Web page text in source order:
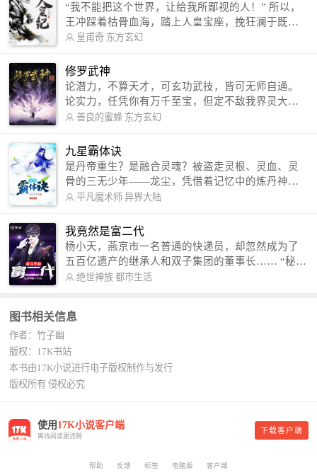
“我不能把这个世界，让给我所鄙视的人！” 所以，
王冲踩着枯骨血海，踏上人皇宝座，挽狂澜于既
倒，扶大厦之将倾，成就了一段无上的传说！ 微信
微博：皇甫奇（地址：http://weibo.com/u/25284575
87） QQ交流群：320238210【普通群】 574501330
【VIP订阅群】 欢迎大家关注。
皇甫奇 东方玄幻
修罗武神
论潜力，不算天才，可玄功武技，皆可无师自通。
论实力，任凭你有万千至宝，但定不敌我界灵大
军。 我是谁？天下众生视我为修罗，却不知，我以
信公众号：善良的蜜蜂后援会）
善良的蜜蜂 东方玄幻
九星霸体诀
是丹帝重生？是融合灵魂？被盗走灵根、灵血、灵
骨的三无少年——龙尘，凭借着记忆中的炼丹神
术，修行神秘功法九星霸体诀，拨开重重迷雾，解
勾搭各色美女，镇压恶鬼邪神。 江湖传闻：龙
尘一到，地吼天啸。龙尘一出，鬼泣神哭。 本
故事纯属虚构，如有雷同，那就是真事儿，想要对
号入座，抓紧时间进群：487963015 微信公众号：
平凡魔术师,或者搜索：pingfanmoshushi1982,公众
平凡魔术师 异界大陆
我竟然是富二代
杨小天，燕京市一名普通的快递员，却忽然成为了
五百亿遗产的继承人和双子集团的董事长…… “秘
书，给我定制一套百亿富翁的吃喝住行标准！” “好
呢？” “回杨总，开车太堵，已经给你安排了直升
敢想的，没有秘书办不到的。
绝世神族 都市生活
图书相关信息
作者：竹子幽
版权：17K书站
本书由17K小说进行电子版权制作与发行
版权所有 侵权必究
使用 17K小说客户端
离线阅读更流畅
下载客户端
帮助 反馈 标签 电脑版 客户端